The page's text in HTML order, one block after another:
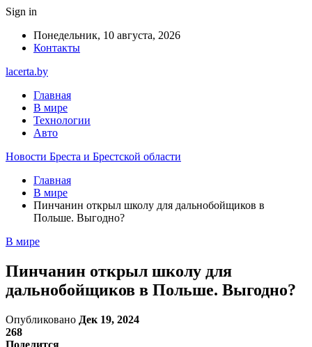
Sign in
Понедельник, 10 августа, 2026
Контакты
lacerta.by
Главная
В мире
Технологии
Авто
Новости Бреста и Брестской области
Главная
В мире
Пинчанин открыл школу для дальнобойщиков в
Польше. Выгодно?
В мире
Пинчанин открыл школу для
дальнобойщиков в Польше. Выгодно?
Опубликовано Дек 19, 2024
268
Поделится